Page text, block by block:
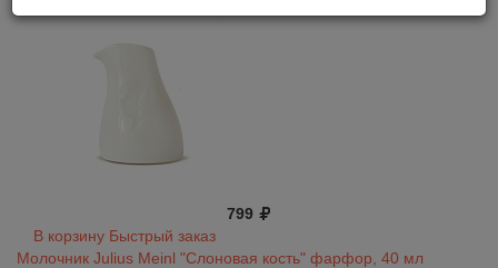
799
В корзину Быстрый заказ
Молочник Julius Meinl "Cлоновая кость" фарфор, 40 мл